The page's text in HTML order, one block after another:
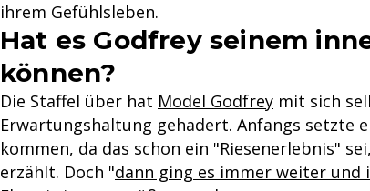
ihrem Gefühlsleben.
Hat es Godfrey seinem
können?
Die Staffel über hat Model Godfrey mit sich
Erwartungshaltung gehadert. Anfangs setzte
kommen, da das schon ein "Riesenerlebnis"
erzählt. Doch "dann ging es immer weiter und